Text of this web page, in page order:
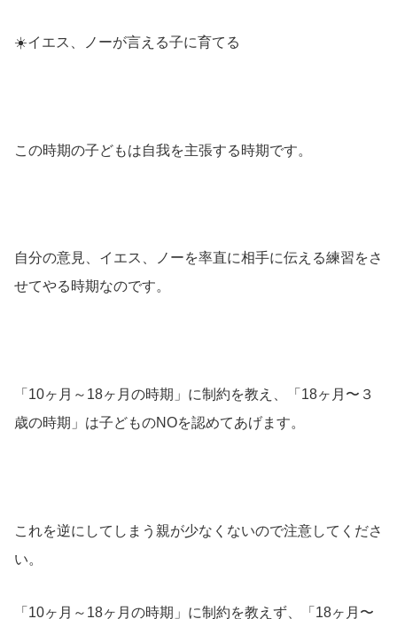
☀️イエス、ノーが言える子に育てる
この時期の子どもは自我を主張する時期です。
自分の意見、イエス、ノーを率直に相手に伝える練習をさ
せてやる時期なのです。
「10ヶ月～18ヶ月の時期」に制約を教え、「18ヶ月〜３
歳の時期」は子どものNOを認めてあげます。
これを逆にしてしまう親が少なくないので注意してくださ
い。
「10ヶ月～18ヶ月の時期」に制約を教えず、「18ヶ月〜